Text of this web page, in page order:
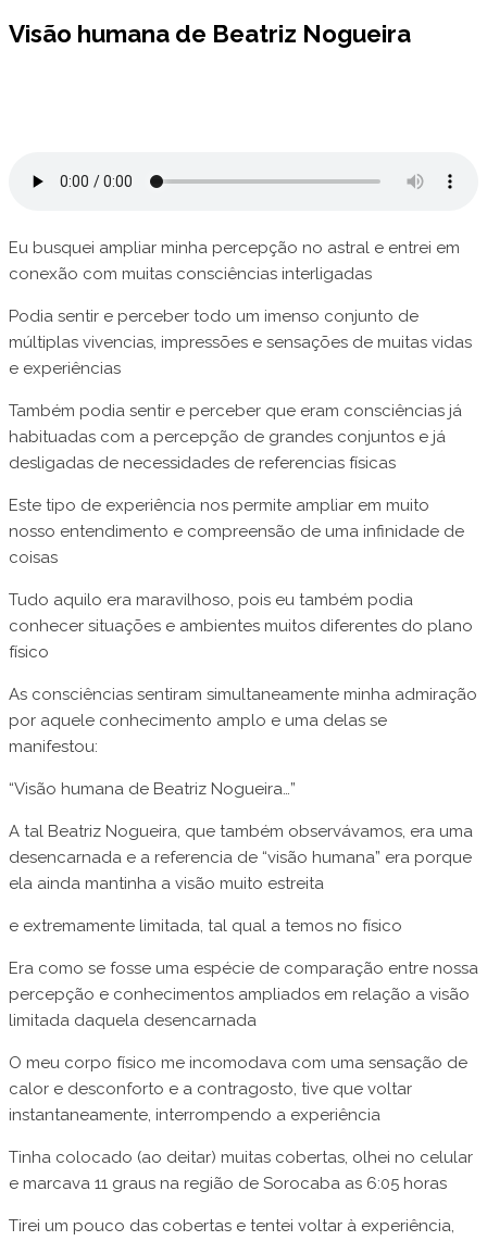
Visão humana de Beatriz Nogueira
Eu busquei ampliar minha percepção no astral e entrei em
conexão com muitas consciências interligadas
Podia sentir e perceber todo um imenso conjunto de
múltiplas vivencias, impressões e sensações de muitas vidas
e experiências
Também podia sentir e perceber que eram consciências já
habituadas com a percepção de grandes conjuntos e já
desligadas de necessidades de referencias físicas
Este tipo de experiência nos permite ampliar em muito
nosso entendimento e compreensão de uma infinidade de
coisas
Tudo aquilo era maravilhoso, pois eu também podia
conhecer situações e ambientes muitos diferentes do plano
físico
As consciências sentiram simultaneamente minha admiração
por aquele conhecimento amplo e uma delas se
manifestou:
“Visão humana de Beatriz Nogueira…”
A tal Beatriz Nogueira, que também observávamos, era uma
desencarnada e a referencia de “visão humana” era porque
ela ainda mantinha a visão muito estreita
e extremamente limitada, tal qual a temos no físico
Era como se fosse uma espécie de comparação entre nossa
percepção e conhecimentos ampliados em relação a visão
limitada daquela desencarnada
O meu corpo físico me incomodava com uma sensação de
calor e desconforto e a contragosto, tive que voltar
instantaneamente, interrompendo a experiência
Tinha colocado (ao deitar) muitas cobertas, olhei no celular
e marcava 11 graus na região de Sorocaba as 6:05 horas
Tirei um pouco das cobertas e tentei voltar à experiência,